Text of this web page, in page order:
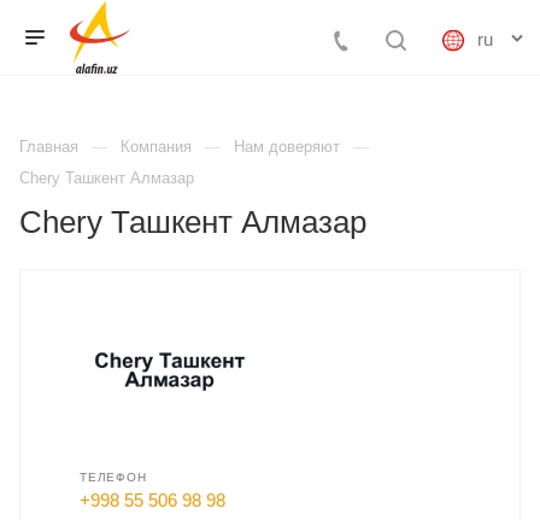
Главная Компания
Нам доверяют
Chery Ташкент Алмазар
Chery Ташкент Алмазар
ТЕЛЕФОН
+998 55 506 98 98